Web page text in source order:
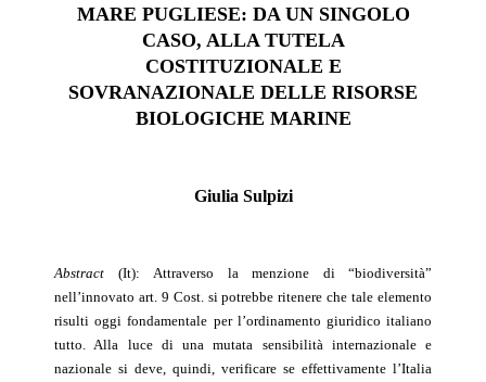
MARE PUGLIESE: DA UN SINGOLO
CASO, ALLA TUTELA
COSTITUZIONALE E
SOVRANAZIONALE DELLE RISORSE
BIOLOGICHE MARINE
Giulia Sulpizi
Abstract (It): Attraverso la menzione di “biodiversità”
nell’innovato art. 9 Cost. si potrebbe ritenere che tale elemento
risulti oggi fondamentale per l’ordinamento giuridico italiano
tutto. Alla luce di una mutata sensibilità internazionale e
nazionale si deve, quindi, verificare se effettivamente l’Italia